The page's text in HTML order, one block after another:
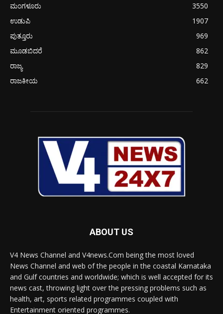
ಮಂಗಳೂರು
3550
ಉಡುಪಿ
1907
ಪುತ್ತೂರು
969
ಮೂಡಬಿದರೆ
862
ರಾಜ್ಯ
829
ರಾಜಕೀಯ
662
ABOUT US
V4 News Channel and V4news.Com being the most loved
News Channel and web of the people in the coastal Karnataka
and Gulf countries and worldwide; which is well accepted for its
news cast, throwing light over the pressing problems such as
health, art, sports related programmes coupled with
Entertainment oriented programmes.